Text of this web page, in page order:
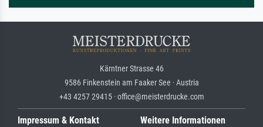
Kärntner Strasse 46
9586 Finkenstein am Faaker See · Austria
+43 4257 29415 · office@meisterdrucke.com
Impressum & Kontakt Weitere Informationen